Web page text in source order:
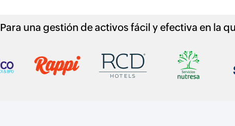
Para una gestión de activos fácil y efectiva en la